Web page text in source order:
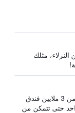
مثلك
يبحث HotelsCombined في أكثر من 3 ملايين فندق
حتى تتمكن من